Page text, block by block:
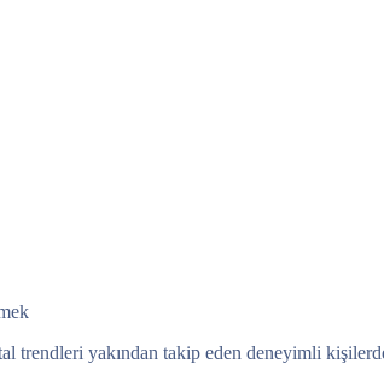
trendleri yakından takip eden deneyimli